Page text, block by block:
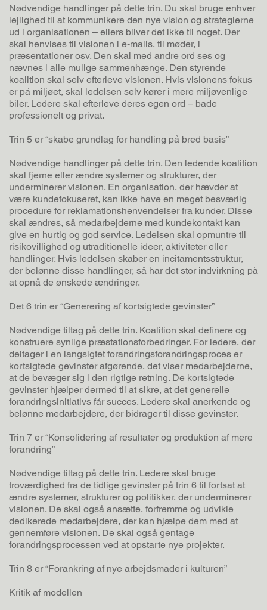
Nødvendige handlinger på dette trin. Du skal bruge enhver
lejlighed til at kommunikere den nye vision og strategierne
ud i organisationen – ellers bliver det ikke til noget. Der
skal henvises til visionen i e-mails, til møder, i
præsentationer osv. Den skal med andre ord ses og
nævnes i alle mulige sammenhænge. Den styrende
koalition skal selv efterleve visionen. Hvis visionens fokus
er på miljøet, skal ledelsen selv kører i mere miljøvenlige
biler. Ledere skal efterleve deres egen ord – både
professionelt og privat.
Trin 5 er “skabe grundlag for handling på bred basis”
Nødvendige handlinger på dette trin. Den ledende koalition
skal fjerne eller ændre systemer og strukturer, der
underminerer visionen. En organisation, der hævder at
være kundefokuseret, kan ikke have en meget besværlig
procedure for reklamationshenvendelser fra kunder. Disse
skal ændres, så medarbejderne med kundekontakt kan
give en hurtig og god service. Ledelsen skal opmuntre til
risikovillighed og utraditionelle ideer, aktiviteter eller
handlinger. Hvis ledelsen skaber en incitamentsstruktur,
der belønne disse handlinger, så har det stor indvirkning på
at opnå de ønskede ændringer.
Det 6 trin er “Generering af kortsigtede gevinster”
Nødvendige tiltag på dette trin. Koalition skal definere og
konstruere synlige præstationsforbedringer. For ledere, der
deltager i en langsigtet forandringsforandringsproces er
kortsigtede gevinster afgørende, det viser medarbejderne,
at de bevæger sig i den rigtige retning. De kortsigtede
gevinster hjælper dermed til at sikre, at det generelle
forandringsinitiativs får succes. Ledere skal anerkende og
belønne medarbejdere, der bidrager til disse gevinster.
Trin 7 er “Konsolidering af resultater og produktion af mere
forandring”
Nødvendige tiltag på dette trin. Ledere skal bruge
troværdighed fra de tidlige gevinster på trin 6 til fortsat at
ændre systemer, strukturer og politikker, der underminerer
visionen. De skal også ansætte, forfremme og udvikle
dedikerede medarbejdere, der kan hjælpe dem med at
gennemføre visionen. De skal også gentage
forandringsprocessen ved at opstarte nye projekter.
Trin 8 er “Forankring af nye arbejdsmåder i kulturen”
Kritik af modellen